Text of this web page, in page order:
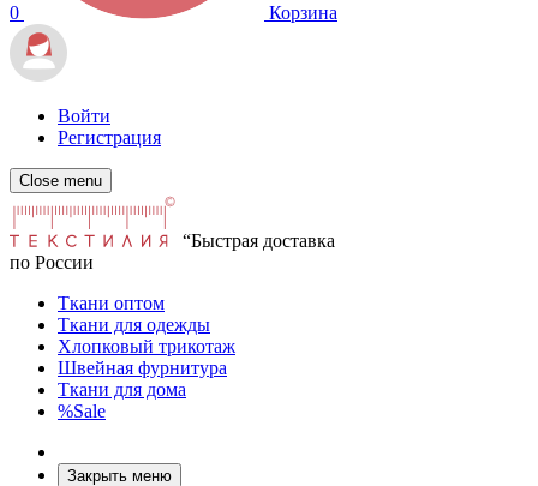
0 Корзина
Войти
Регистрация
Close menu
“Быстрая доставка
по России
Ткани оптом
Ткани для одежды
Хлопковый трикотаж
Швейная фурнитура
Ткани для дома
%Sale
Закрыть меню